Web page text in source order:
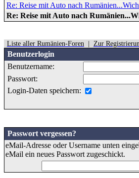
Re: Reise mit Auto nach
Re: Reise mit Auto nach
Liste aller Rumänien-Foren Zur
Benutzerlogin
Benutzername:
Passwort:
Login-Daten speichern:
Passwort vergessen?
eMail-Adresse oder Username unten
eMail ein neues Passwort zugeschickt.